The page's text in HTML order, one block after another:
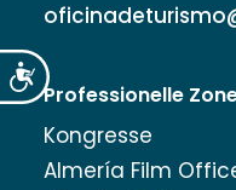
Accesibilidad
Professionelle
Kongresse
Almería Film